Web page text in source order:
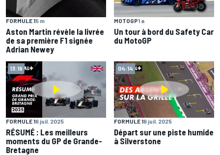
FORMULE 15 m
Aston Martin révèle la livrée
de sa première F1 signée
Adrian Newey
MOTOGP1 a
Un tour à bord du Safety Car
du MotoGP
13:19
FORMULE 16 juil. 2025
RÉSUMÉ : Les meilleurs
moments du GP de Grande-
Bretagne
04:14
FORMULE 16 juil. 2025
Départ sur une piste humide
à Silverstone